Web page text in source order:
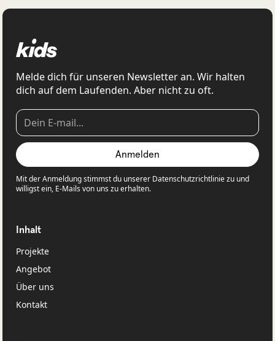
Melde dich für unseren Newsletter an. Wir halten
dich auf dem Laufenden. Aber nicht zu oft.
Mit der Anmeldung stimmst du unserer Datenschutzrichtlinie zu und
willigst ein, E-Mails von uns zu erhalten.
Inhalt
Projekte
Angebot
Über uns
Kontakt